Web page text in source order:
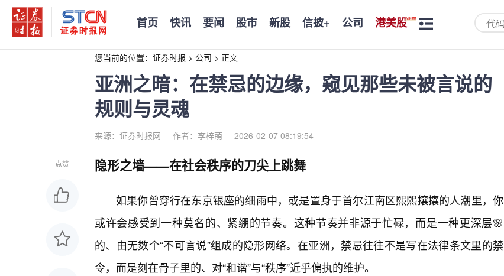
首页 快讯 要闻 股市 新股 信披+ 公司 港美股
您当前的位置： 证券时报 > 公司 > 正文
亚洲之暗：在禁忌的边缘，窥见那些未被言说的
规则与灵魂
来源：证券时报网 作者：李梓萌 2026-02-07 08:19:54
点赞 隐形之墙——在社会秩序的刀尖上跳舞
如果你曾穿行在东京银座的细雨中，或是置身于首尔江南区熙熙攘攘的人潮里，你
或许会感受到一种莫名的、紧绷的节奏。这种节奏并非源于忙碌，而是一种更深层🌸
的、由无数个“不可言说”组成的隐形网络。在亚洲，禁忌往往不是写在法律条文里的禁
令，而是刻在骨子里的、对“和谐”与“秩序”近乎偏执的维护。